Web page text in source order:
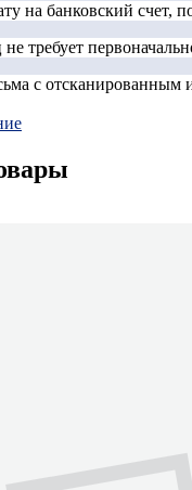
на банковский счет,
требует
с отсканированным